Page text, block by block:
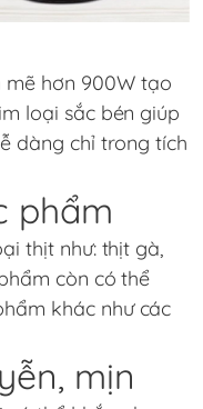
hơn 900W tạo
loại sắc bén giúp
dàng chỉ trong tích
phẩm
thịt như: thịt gà,
còn có thể
khác như các
mịn